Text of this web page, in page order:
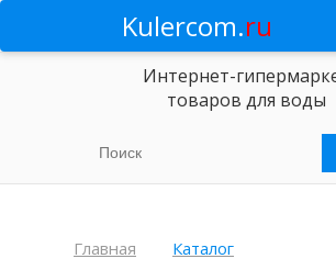
Kulercom.ru
Интернет-
товаров для воды
Главная
Каталог